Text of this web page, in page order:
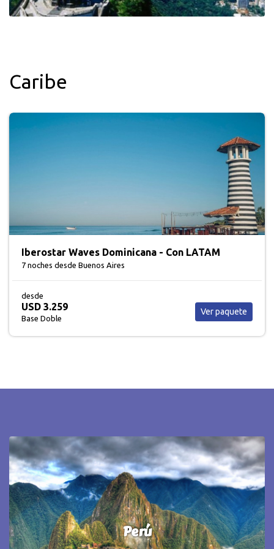
Caribe
Grand Palladium Punta Cana
7 noches desde Buenos Aires
desde
USD 3.300
Base Doble
Ver paquete
Europa